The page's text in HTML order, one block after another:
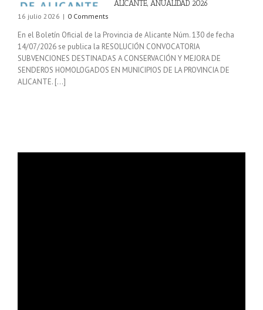
ALICANTE, ANUALIDAD 2026
16 julio 2026 | 0 Comments
En el Boletín Oficial de la Provincia de Alicante Núm. 130 de fecha
14/07/2026 se publica la RESOLUCIÓN CONVOCATORIA
SUBVENCIONES DESTINADAS A CONSERVACIÓN Y MEJORA DE
SENDEROS HOMOLOGADOS EN MUNICIPIOS DE LA PROVINCIA DE
ALICANTE. [...]